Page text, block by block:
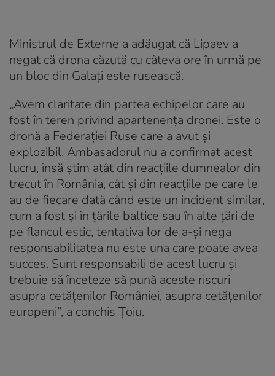
Ministrul de Externe a adăugat că Lipaev a
negat că drona căzută cu câteva ore în urmă pe
un bloc din Galați este rusească.
„Avem claritate din partea echipelor care au
fost în teren privind apartenența dronei. Este o
dronă a Federației Ruse care a avut și
explozibil. Ambasadorul nu a confirmat acest
lucru, însă știm atât din reacțiile dumnealor din
trecut în România, cât și din reacțiile pe care le
au de fiecare dată când este un incident similar,
cum a fost și în țările baltice sau în alte țări de
pe flancul estic, tentativa lor de a-și nega
responsabilitatea nu este una care poate avea
succes. Sunt responsabili de acest lucru și
trebuie să înceteze să pună aceste riscuri
asupra cetățenilor României, asupra cetățenilor
europeni”, a conchis Țoiu.